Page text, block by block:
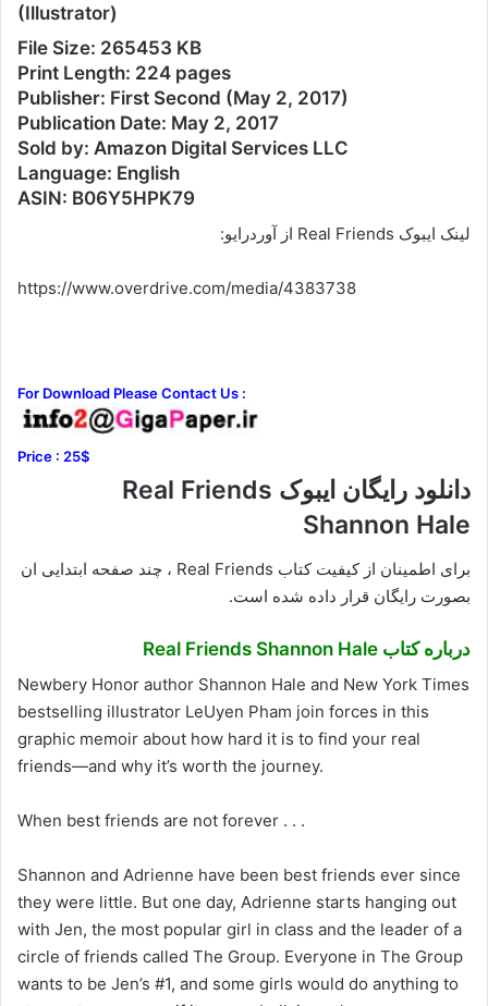
(Illustrator)
File Size: 265453 KB
Print Length: 224 pages
Publisher: First Second (May 2, 2017)
Publication Date: May 2, 2017
Sold by: Amazon Digital Services LLC
Language: English
ASIN: B06Y5HPK79
لینک ایبوک Real Friends از آوردرایو:
https://www.overdrive.com/media/4383738
For Download Please Contact Us :
Price : 25$
دانلود رایگان ایبوک Real Friends
Shannon Hale
برای اطمینان از کیفیت کتاب Real Friends ، چند صفحه ابتدایی ان
بصورت رایگان قرار داده شده است.
درباره کتاب Real Friends Shannon Hale
Newbery Honor author Shannon Hale and New York Times
bestselling illustrator LeUyen Pham join forces in this
graphic memoir about how hard it is to find your real
friends—and why it’s worth the journey.
When best friends are not forever . . .
Shannon and Adrienne have been best friends ever since
they were little. But one day, Adrienne starts hanging out
with Jen, the most popular girl in class and the leader of a
circle of friends called The Group. Everyone in The Group
wants to be Jen’s #1, and some girls would do anything to